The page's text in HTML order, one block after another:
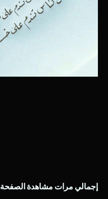
إجمالي مرات مشاهدة الصفحة